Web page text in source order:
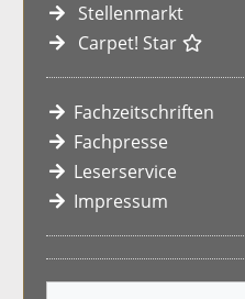
Stellenmarkt
Carpet! Star
Fachzeitschriften
Fachpresse
Leserservice
Impressum